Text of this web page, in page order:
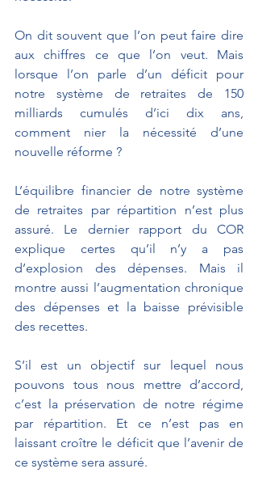
On dit souvent que l’on peut faire dire
aux chiffres ce que l’on veut. Mais
lorsque l’on parle d’un déficit pour
notre système de retraites de 150
milliards cumulés d’ici dix ans,
comment nier la nécessité d’une
nouvelle réforme ?
L’équilibre financier de notre système
de retraites par répartition n’est plus
assuré. Le dernier rapport du COR
explique certes qu’il n’y a pas
d’explosion des dépenses. Mais il
montre aussi l’augmentation chronique
des dépenses et la baisse prévisible
des recettes.
S’il est un objectif sur lequel nous
pouvons tous nous mettre d’accord,
c’est la préservation de notre régime
par répartition. Et ce n’est pas en
laissant croître le déficit que l’avenir de
ce système sera assuré.